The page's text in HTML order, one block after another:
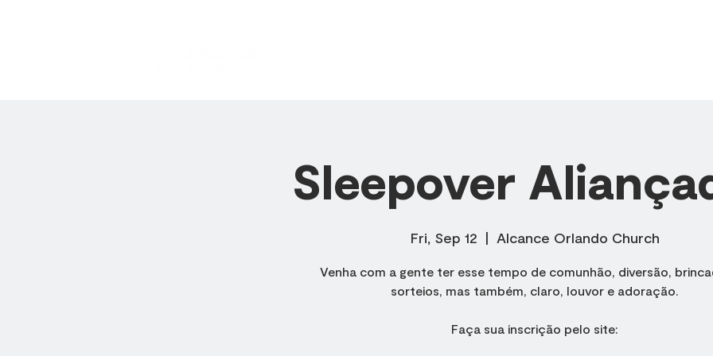
Sleepover
Fri, Sep 12
  |
Alcance Orlando Church
Venha com a gente ter esse tempo de comunhão, diversão,
sorteios, mas também, claro, louvor e adoração.
Faça sua inscrição pelo site: